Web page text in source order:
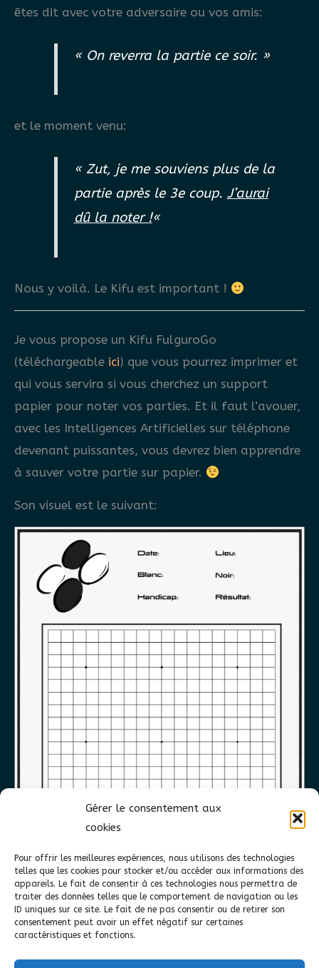
Gérer le consentement aux
cookies
Pour offrir les meilleures expériences, nous utilisons des technologies
telles que les cookies pour stocker et/ou accéder aux informations des
appareils. Le fait de consentir à ces technologies nous permettra de
traiter des données telles que le comportement de navigation ou les
ID uniques sur ce site. Le fait de ne pas consentir ou de retirer son
consentement peut avoir un effet négatif sur certaines
caractéristiques et fonctions.
êtes dit avec votre adversaire ou vos amis:
« On reverra la partie ce soir. »
et le moment venu:
« Zut, je me souviens plus de la
partie après le 3e coup. J’aurai
dû la noter !«
Nous y voilà. Le Kifu est important !
Je vous propose un Kifu FulguroGo
(téléchargeable ici) que vous pourrez imprimer et
qui vous servira si vous cherchez un support
papier pour noter vos parties. Et il faut l’avouer,
avec les Intelligences Artificielles sur téléphone
devenant puissantes, vous devrez bien apprendre
à sauver votre partie sur papier.
Son visuel est le suivant:
A vos crayons !